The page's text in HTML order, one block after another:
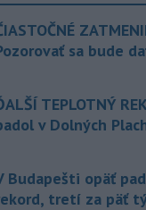
sa bude
TEPLOTNÝ
v Dolných
Budapešti opäť
tretí za päť